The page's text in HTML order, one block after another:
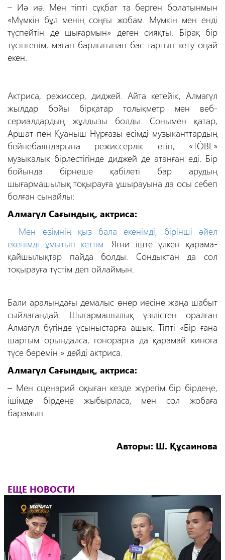
– Иә иә. Мен тіпті сұқбат та берген болатынмын
«Мүмкін бұл менің соңғы жобам. Мүмкін мен енді
түспейтін де шығармын» деген сияқты. Бірақ бір
түсінгенім, маған барлығынан бас тартып кету оңай
екен.
Актриса, режиссер, диджей. Айта кетейік, Алмагүл
жылдар бойы бірқатар толықметр мен веб-
сериалдардың жұлдызы болды. Сонымен қатар,
Аршат пен Қуаныш Нұрғазы есімді музыканттардың
бейнебаяндарына режиссерлік етіп, «TÓBE»
музыкалық бірлестігінде диджей де атанған еді. Бір
бойында бірнеше қабілеті бар арудың
шығармашылық тоқырауға ұшырауына да осы себеп
болған сыңайлы:
Алмагүл Сағындық, актриса:
– Мен өзімнің қыз бала екенімді, бірінші әйел
екенімді ұмытып кеттім. Яғни іште үлкен қарама-
қайшылықтар пайда болды. Сондықтан да сол
тоқырауға түстім деп ойлаймын.
Бали аралындағы демалыс өнер иесіне жаңа шабыт
сыйлағандай.
Шығармашылық үзілістен оралған
Алмагүл бүгінде ұсыныстарға ашық. Тіпті «Бір ғана
шартым орындалса, гонорарға да қарамай киноға
түсе беремін!» дейді актриса.
Алмагүл Сағындық, актриса:
– Мен сценарий оқыған кезде жүрегім бір бірдеңе,
ішімде бірдеңе жыбырласа, мен сол жобаға
барамын.
Авторы: Ш. Құсаинова
ЕЩЕ НОВОСТИ